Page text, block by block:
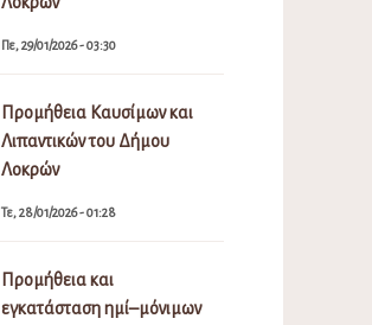
Πε, 29/01/2026 - 03:30
Προμήθεια Καυσίμων και
Λιπαντικών του Δήμου
Λοκρών
Τε, 28/01/2026 - 01:28
Προμήθεια και
εγκατάσταση ημί–μόνιμων